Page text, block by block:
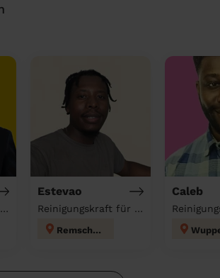
Reinigungskraft für deinen Haushalt
Estevao
Reinigungskraft für deinen Haushalt
Remscheid
Caleb